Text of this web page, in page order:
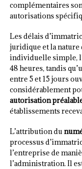
complémentaires
autorisations
Les délais
juridique et la nature
individuelle simple,
48 heures, tandis
entre 5 et 15 jours
considérablement
autorisation
établissements
L’attribution du
processus
l’entreprise de
l’administration. Il